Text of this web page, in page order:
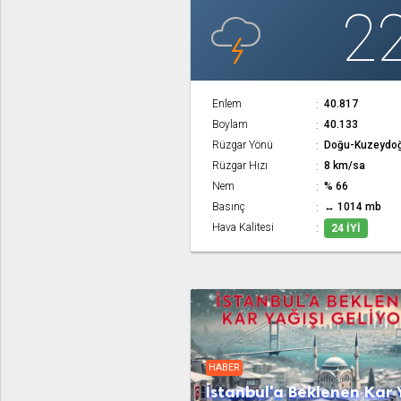
Enlem
40.817
Boylam
40.133
Rüzgar Yönü
Doğu-
Rüzgar Hızı
8 km/sa
Nem
% 66
Basınç
↔ 1014 mb
Hava Kalitesi
24 İYI
HABER
İstanbul'a Beklenen Kar